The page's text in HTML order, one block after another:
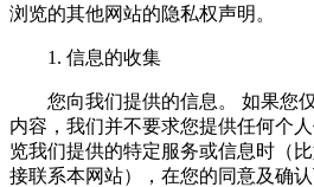
浏览的其他网站的隐私权声明。
1. 信息的收集
您向我们提供的信息。 如果您仅
内容，我们并不要求您提供任何个
览我们提供的特定服务或信息时（
接联系本网站），在您的同意及确